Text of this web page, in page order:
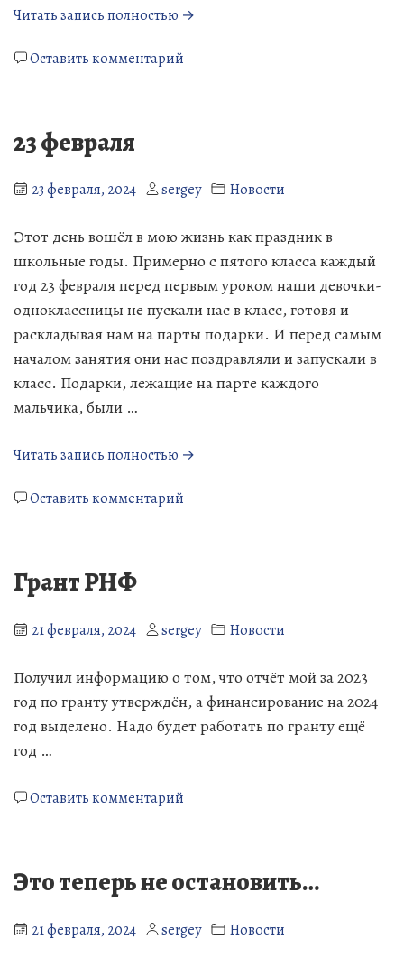
Читать запись полностью →
Оставить комментарий
23 февраля
23 февраля, 2024 sergey Новости
Этот день вошёл в мою жизнь как праздник в
школьные годы. Примерно с пятого класса каждый
год 23 февраля перед первым уроком наши девочки-
одноклассницы не пускали нас в класс, готовя и
раскладывая нам на парты подарки. И перед самым
началом занятия они нас поздравляли и запускали в
класс. Подарки, лежащие на парте каждого
мальчика, были …
Читать запись полностью →
Оставить комментарий
Грант РНФ
21 февраля, 2024 sergey Новости
Получил информацию о том, что отчёт мой за 2023
год по гранту утверждён, а финансирование на 2024
год выделено. Надо будет работать по гранту ещё
год …
Оставить комментарий
Это теперь не остановить…
21 февраля, 2024 sergey Новости